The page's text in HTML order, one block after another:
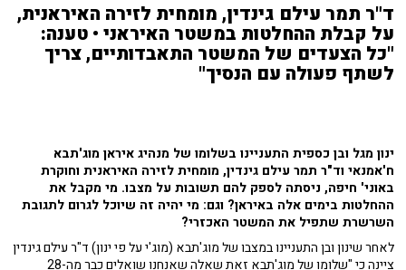
ד"ר תמר עילם גינדין, מומחית לזירה האיראנית,
על קבלת ההחלטות במשטר האיראני • טענה:
"כל הצעדים של המשטר התאבדותיים, צריך
לשתף פעולה עם הנסיך"
ינון מגל ובן כספית התעניינו בשלומו של מנהיג איראן מוג'תבא
ח'אמנאי וד"ר תמר עילם גינדין, מומחית לזירה האיראנית וחוקרת
באוני' חיפה, ניסתה לספק להם תשובות על מצבו. מי מקבל את
ההחלטות בימים אלה באיראן? וגם: מי יהיה זה שיוכל לגרום לתגובת
השרשרת שתפיל את המשטר האכזרי?
לאחר שינון ובן התעניינו במצבו של מוג'תבא (מוג'י על פי ינון) ד"ר עילם גינדין
ציינה כי "שלומו של מוג'תבא זאת שאלה שאנחנו שואלים כבר מה-28